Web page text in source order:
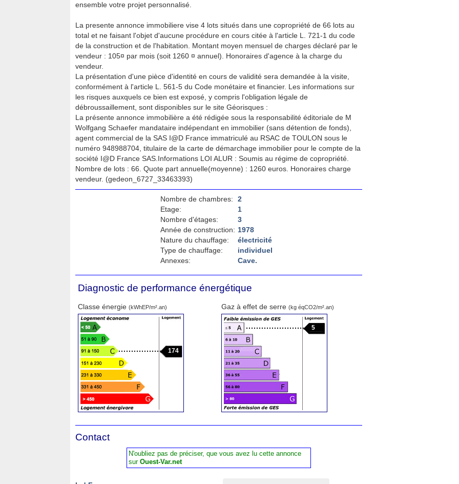
ensemble votre projet personnalisé.
La presente annonce immobiliere vise 4 lots situés dans une copropriété de 66 lots au
total et ne faisant l'objet d'aucune procédure en cours citée à l'article L. 721-1 du code
de la construction et de l'habitation. Montant moyen mensuel de charges déclaré par le
vendeur : 105¤ par mois (soit 1260 ¤ annuel). Honoraires d'agence à la charge du
vendeur.
La présentation d'une pièce d'identité en cours de validité sera demandée à la visite,
conformément à l'article L. 561-5 du Code monétaire et financier. Les informations sur
les risques auxquels ce bien est exposé, y compris l'obligation légale de
débroussaillement, sont disponibles sur le site Géorisques :
La présente annonce immobilière a été rédigée sous la responsabilité éditoriale de M
Wolfgang Schaefer mandataire indépendant en immobilier (sans détention de fonds),
agent commercial de la SAS I@D France immatriculé au RSAC de TOULON sous le
numéro 948988704, titulaire de la carte de démarchage immobilier pour le compte de la
société I@D France SAS.Informations LOI ALUR : Soumis au régime de copropriété.
Nombre de lots : 66. Quote part annuelle(moyenne) : 1260 euros. Honoraires charge
vendeur. (gedeon_6727_33463393)
Nombre de chambres:
2
Etage:
1
Nombre d'étages:
3
Année de construction: 1978
Nature du chauffage:
électricité
Type de chauffage:
individuel
Annexes:
Cave.
Diagnostic de performance énergétique
Classe énergie (kWhEP/m².an)
174
Gaz à effet de serre (kg éqCO2/m².an)
5
Contact
N'oubliez pas de préciser, que vous avez lu cette annonce
sur Ouest-Var.net